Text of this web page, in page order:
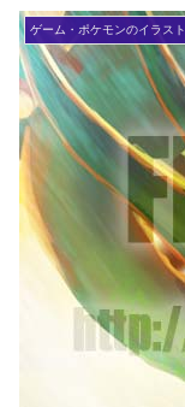
ゲーム・ポケモンのイラスト